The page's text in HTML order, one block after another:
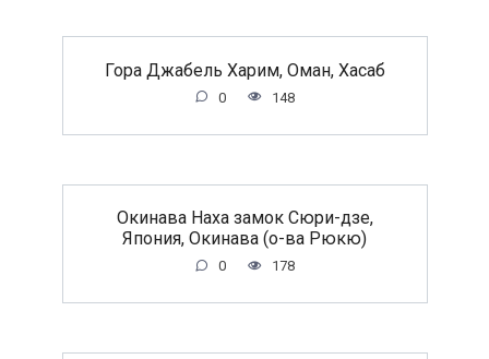
Гора Джабель Харим, Оман, Хасаб
0 148
Окинава Наха замок Сюри-дзе,
Япония, Окинава (о-ва Рюкю)
0 178